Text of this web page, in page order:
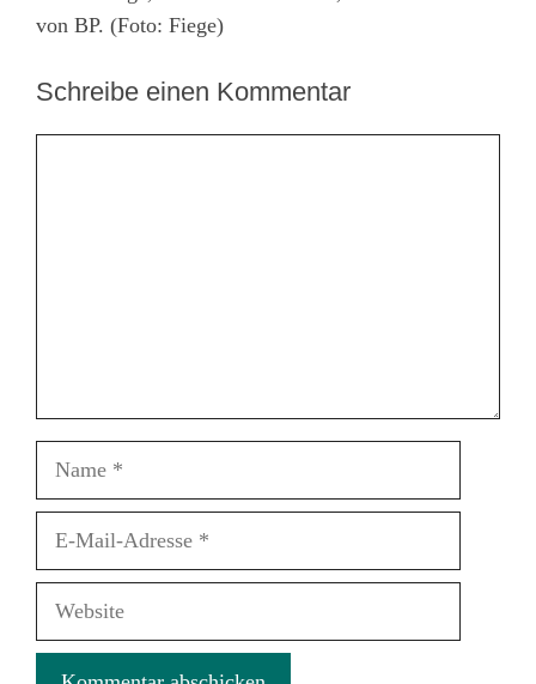
von BP. (Foto: Fiege)
Schreibe einen Kommentar
Name
Website